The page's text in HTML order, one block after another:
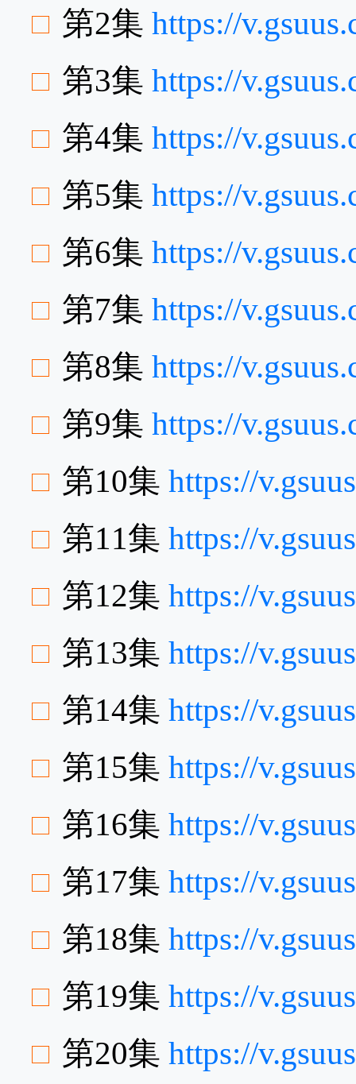
第2集 https://
第3集 https://
第4集 https://
第5集 https://
第6集 https://
第7集 https://
第8集 https://
第9集 https://
第10集 https://
第11集 https://
第12集 https://
第13集 https://
第14集 https://
第15集 https://
第16集 https://
第17集 https://
第18集 https://
第19集 https://
第20集 https://